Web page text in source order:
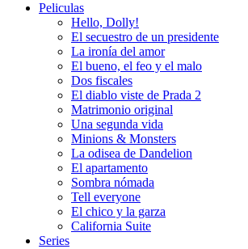
Peliculas
Hello, Dolly!
El secuestro de un presidente
La ironía del amor
El bueno, el feo y el malo
Dos fiscales
El diablo viste de Prada 2
Matrimonio original
Una segunda vida
Minions & Monsters
La odisea de Dandelion
El apartamento
Sombra nómada
Tell everyone
El chico y la garza
California Suite
Series